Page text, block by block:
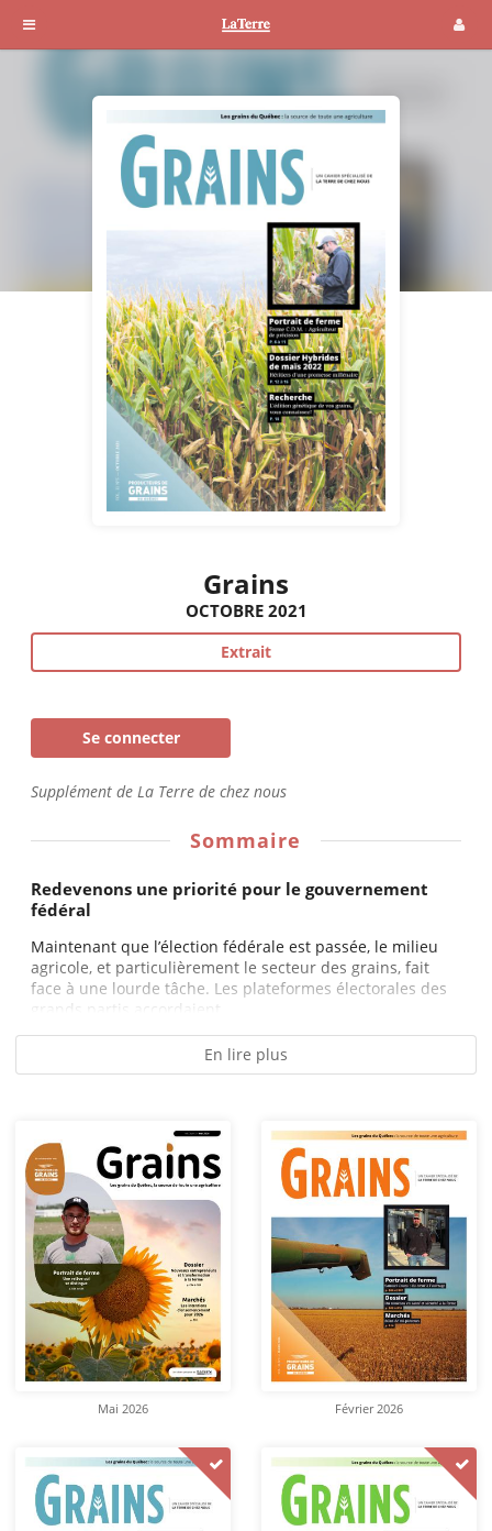
Grains
OCTOBRE 2021
Extrait
Se connecter
Supplément de La Terre de chez nous
Sommaire
Redevenons une priorité pour le gouvernement
fédéral
Maintenant que l’élection fédérale est passée, le milieu
agricole, et particulièrement le secteur des grains, fait
face à une lourde tâche. Les plateformes électorales des
grands partis accordaient...
En lire plus
Mai 2026 Février 2026